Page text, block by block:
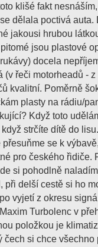
klišé fakt
dělala poctivá
jakousi hrubou
jsou plastové
docela
(v řeči motorheadů -
kvalitní. Poměrně
plasty na rádiu/
Když toto
strčíte dítě do
přesuňme se k
pro českého řidiče.
si pohodlně
při delší cestě si ho
vyjetí z okresu
Turbolenc v
položkou je
čech si chce všechno